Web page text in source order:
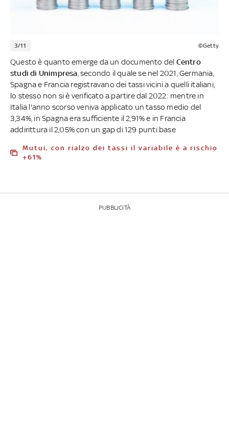
3/11 ©Getty
Questo è quanto emerge da un documento del Centro
studi di Unimpresa , secondo il quale se nel 2021, Germania,
Spagna e Francia registravano dei tassi vicini a quelli italiani,
lo stesso non si è verificato a partire dal 2022: mentre in
Italia l'anno scorso veniva applicato un tasso medio del
3,34%, in Spagna era sufficiente il 2,91% e in Francia
addirittura il 2,05% con un gap di 129 punti base
Mutui, con rialzo dei tassi il variabile è a rischio
+61%
PUBBLICITÀ